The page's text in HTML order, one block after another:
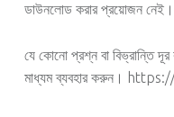
ডাউনলোড করার প্রয়োজন নেই।
যে কোনো প্রশ্ন বা বিভ্রান্তি
মাধ্যম ব্যবহার করুন।